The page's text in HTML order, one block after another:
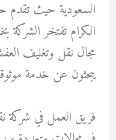
السعودية حيث تقدم
الكرام تفتخر الشركة
مجال نقل وتغليف
يبحثون عن خدمة
فريق العمل في شركة